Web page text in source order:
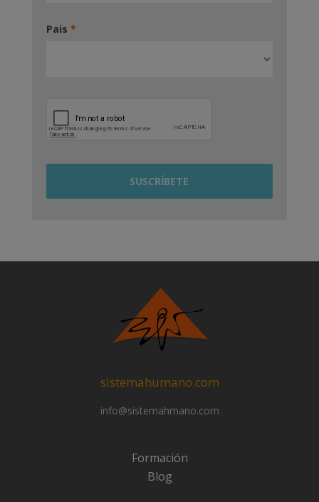
Pais *
sistemahumano.com
info@sistemahmano.com
Formación
Blog